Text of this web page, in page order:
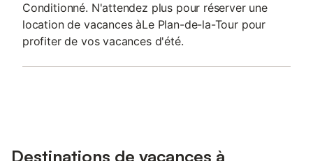
Conditionné. N'attendez plus pour réserver une
location de vacances àLe Plan-de-la-Tour pour
profiter de vos vacances d'été.
Destinations de vacances à